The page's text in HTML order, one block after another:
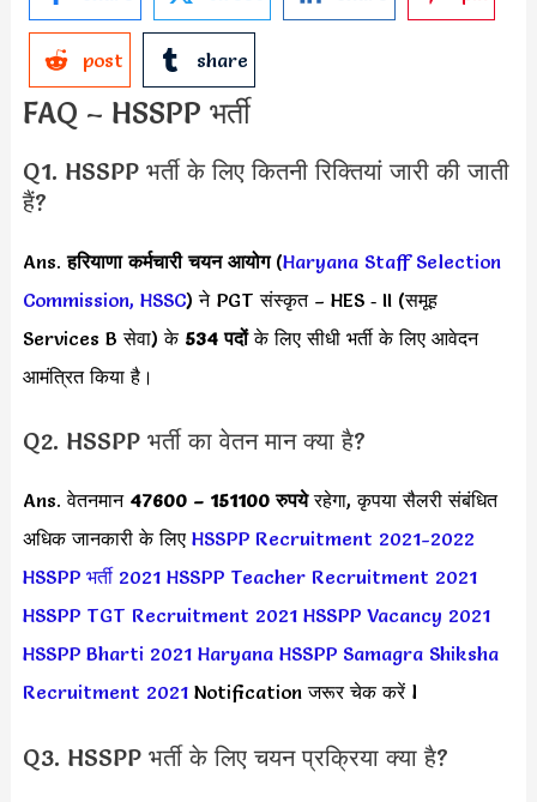
post share
FAQ – HSSPP भर्ती
Q1. HSSPP भर्ती के लिए कितनी रिक्तियां जारी की जाती
हैं?
Ans.हरियाणा कर्मचारी चयन आयोग (Haryana Staff Selection
Commission, HSSC) ने PGT संस्कृत – HES ‐ II (समूह
Services B सेवा) के 534 पदोंके लिए सीधी भर्ती के लिए आवेदन
आमंत्रित किया है।
Q2. HSSPP भर्ती का वेतन मान क्या है?
Ans. वेतनमान 47600 – 151100 रुपयेरहेगा, कृपया सैलरी संबंधित
अधिक जानकारी के लिए HSSPP Recruitment 2021-2022
HSSPP भर्ती 2021 HSSPP Teacher Recruitment 2021
HSSPP TGT Recruitment 2021 HSSPP Vacancy 2021
HSSPP Bharti 2021 Haryana HSSPP Samagra Shiksha
Recruitment 2021Notification जरूर चेक करें l
Q3. HSSPP भर्ती के लिए चयन प्रक्रिया क्या है?